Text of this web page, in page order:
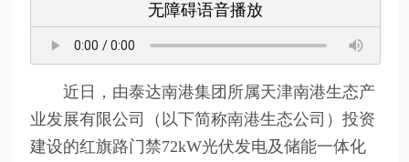
无障碍语音播放
近日，由泰达南港集团所属天津南港生态产
业发展有限公司（以下简称南港生态公司）投资
建设的红旗路门禁72kW光伏发电及储能一体化